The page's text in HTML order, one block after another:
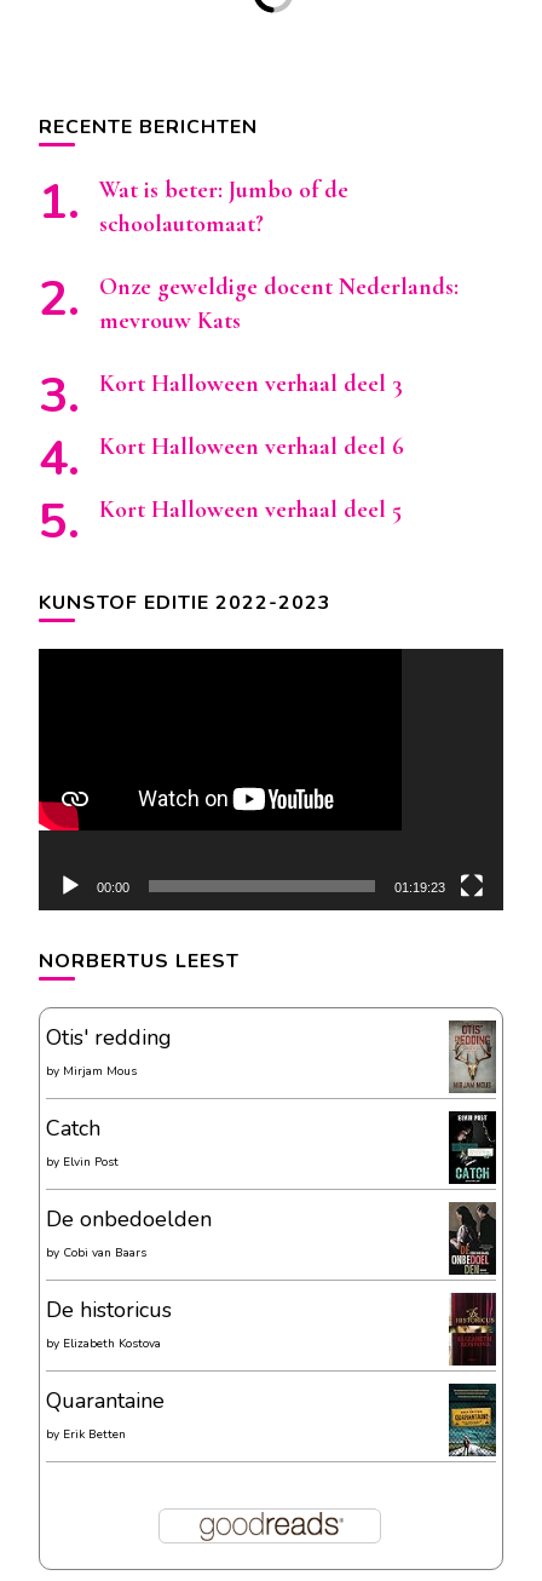
RECENTE BERICHTEN
Wat is beter: Jumbo of de
schoolautomaat?
Onze geweldige docent Nederlands:
mevrouw Kats
Kort Halloween verhaal deel 3
Kort Halloween verhaal deel 6
Kort Halloween verhaal deel 5
KUNSTOF EDITIE 2022-2023
00:00 01:19:23
NORBERTUS LEEST
Otis' redding
by Mirjam Mous
Catch
by Elvin Post
De onbedoelden
by Cobi van Baars
De historicus
by Elizabeth Kostova
Quarantaine
by Erik Betten